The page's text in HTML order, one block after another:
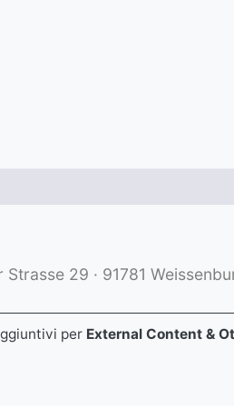
29 · 91781
per External Content &